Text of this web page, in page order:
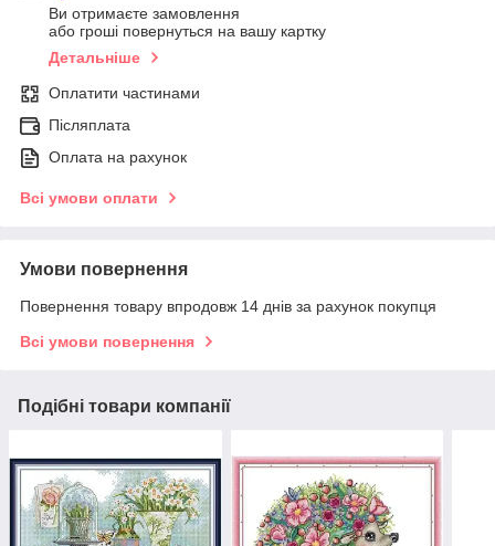
Ви отримаєте замовлення
або гроші повернуться на вашу картку
Детальніше
Оплатити частинами
Післяплата
Оплата на рахунок
Всі умови оплати
Умови повернення
Повернення товару впродовж 14 днів за рахунок покупця
Всі умови повернення
Подібні товари компанії